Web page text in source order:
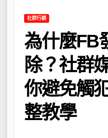
社群行銷
為什麼FB
除？社群
你避免觸
整教學